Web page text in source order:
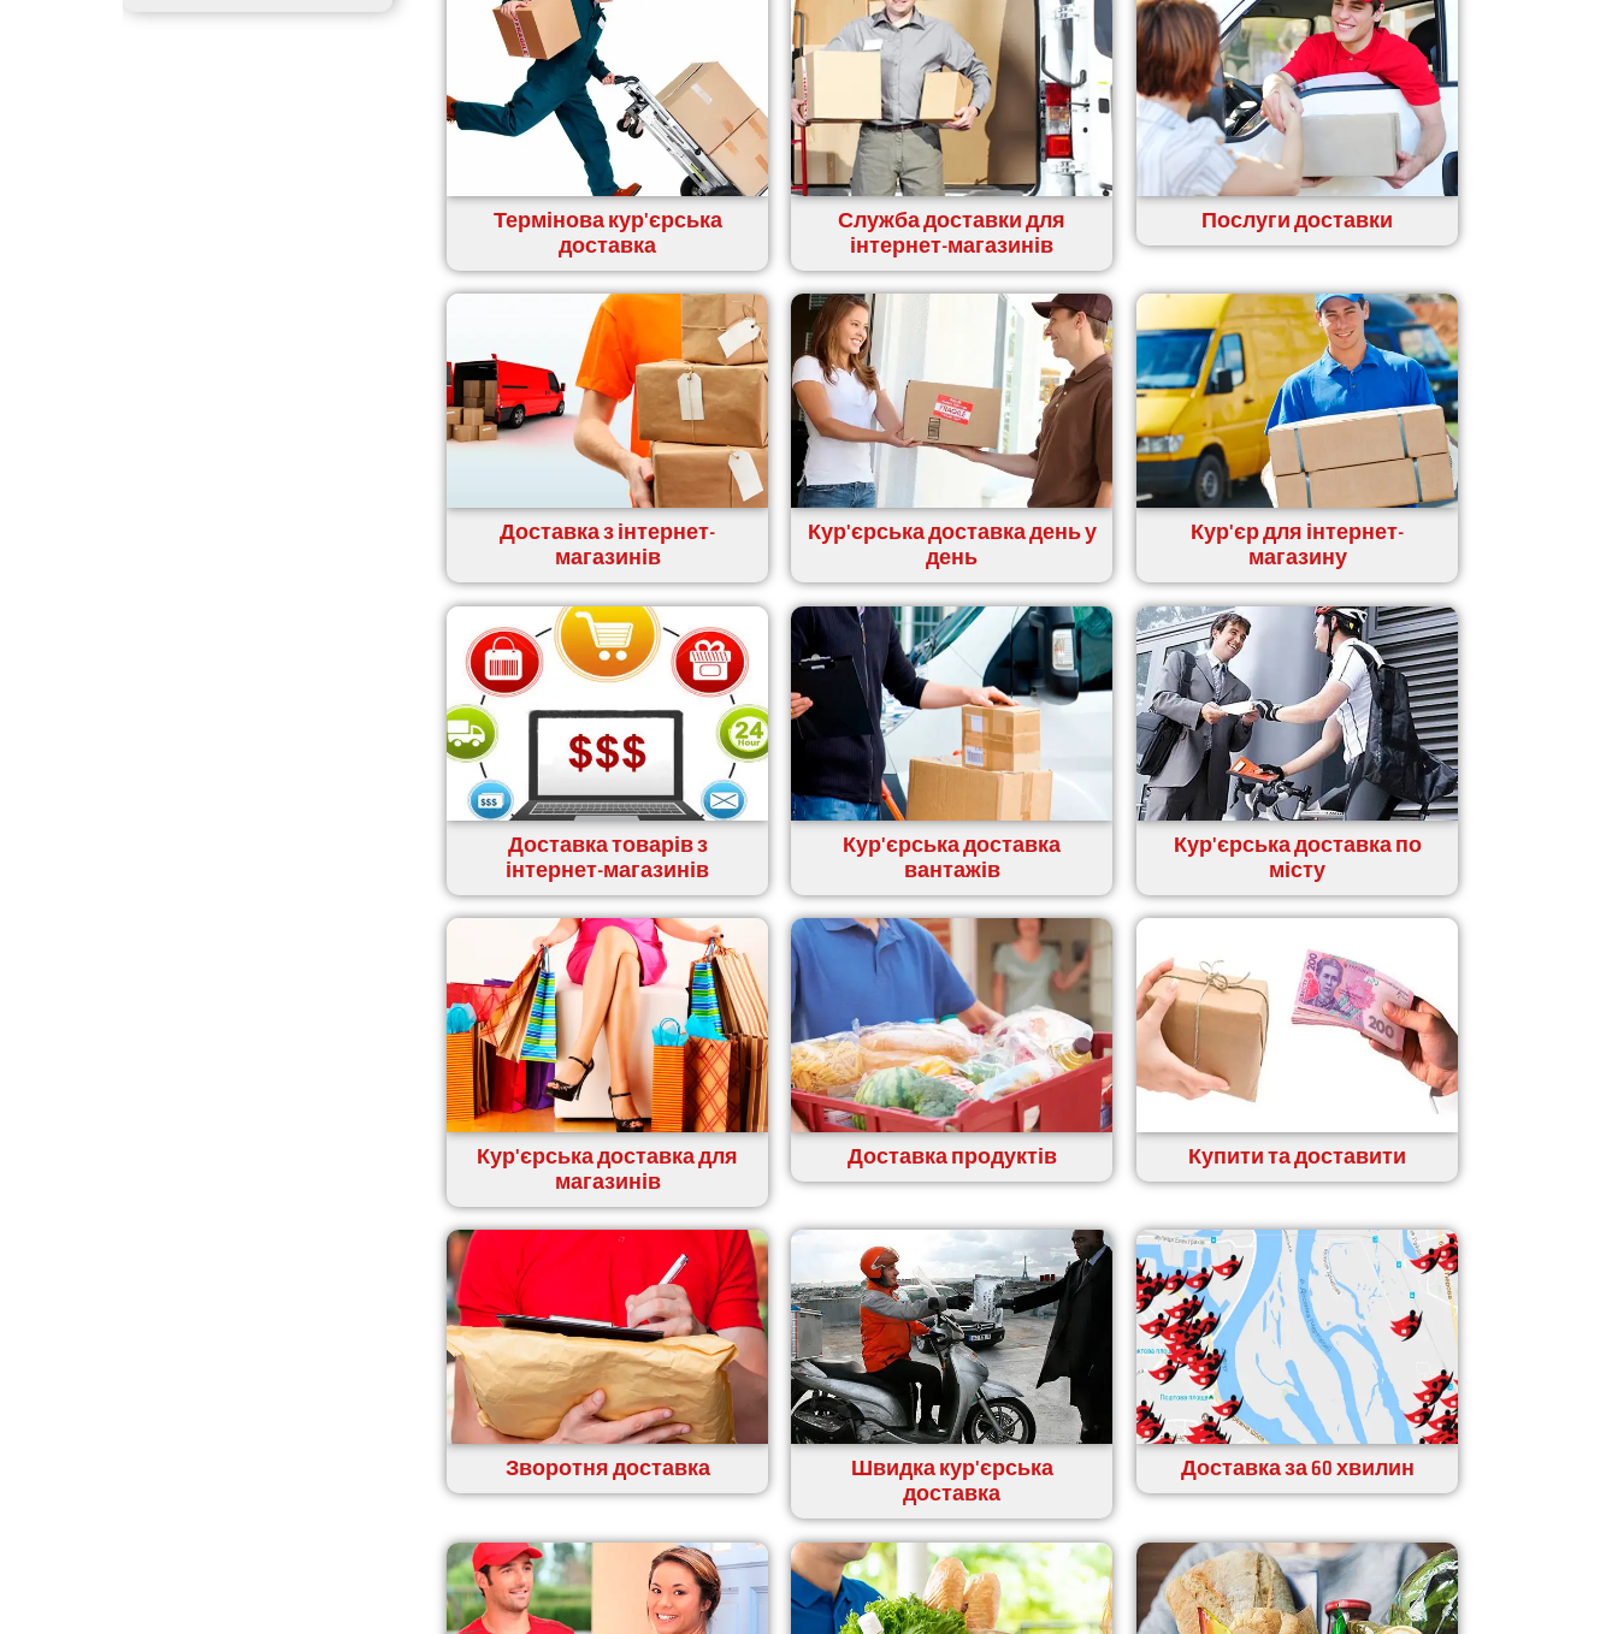
Гадяч
Термінова кур'єрська
доставка
Служба доставки для
інтернет-магазинів
Послуги доставки
Доставка з інтернет-
магазинів
Кур'єрська доставка день у
день
Кур'єр для інтернет-
магазину
Доставка товарів з
інтернет-магазинів
Кур'єрська доставка
вантажів
Кур'єрська доставка по
місту
Кур'єрська доставка для
магазинів
Доставка продуктів Купити та доставити
Зворотня доставка Швидка кур'єрська
доставка
Доставка за 60 хвилин